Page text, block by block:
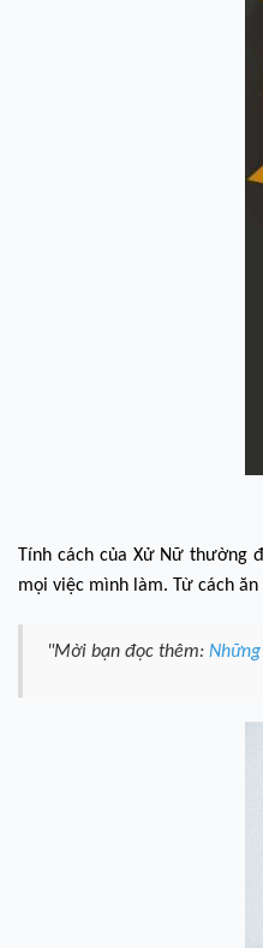
Tính cách của Xử Nữ thường
mọi việc mình làm. Từ cách
"Mời bạn đọc thêm: